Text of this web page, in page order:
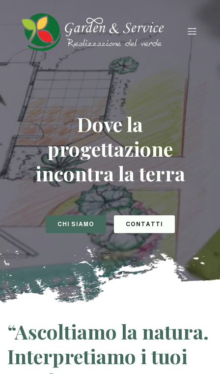
Dove la
progettazione
incontra la terra
CHI SIAMO CONTATTI
“Ascoltiamo la natura.
Interpretiamo i tuoi